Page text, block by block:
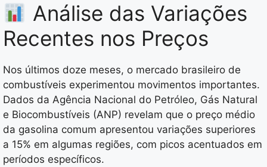
Análise das Variações
Recentes nos Preços
Nos últimos doze meses, o mercado brasileiro de
combustíveis experimentou movimentos importantes.
Dados da Agência Nacional do Petróleo, Gás Natural
e Biocombustíveis (ANP) revelam que o preço médio
da gasolina comum apresentou variações superiores
a 15% em algumas regiões, com picos acentuados em
períodos específicos.